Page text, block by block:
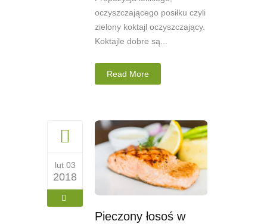
oczyszczającego posiłku czyli
zielony koktajl oczyszczający.
Koktajle dobre są...
Read More
lut 03
2018
Pieczony łosoś w